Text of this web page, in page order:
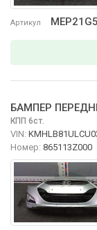
Артикул
БАМПЕР
КПП 6ст.
VIN:
Номер: 865113Z000